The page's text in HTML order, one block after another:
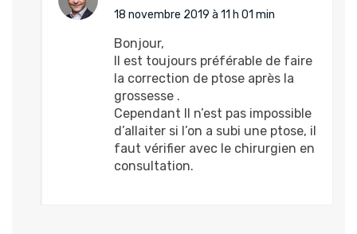
18 novembre 2019 à 11 h 01 min
Bonjour,
Il est toujours préférable de faire
la correction de ptose après la
grossesse .
Cependant Il n’est pas impossible
d’allaiter si l’on a subi une ptose, il
faut vérifier avec le chirurgien en
consultation.